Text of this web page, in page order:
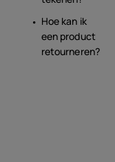
Hoe kan ik
een product
retourneren?